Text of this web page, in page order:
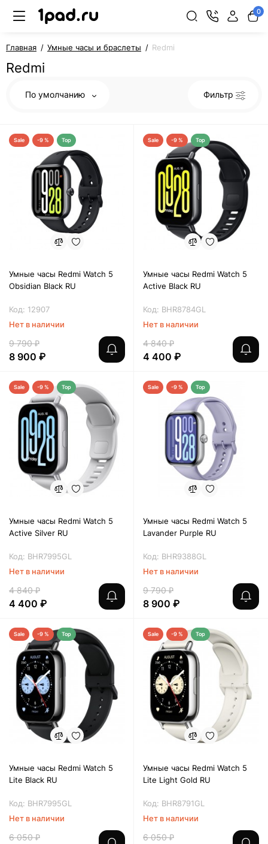
0
Главная Умные часы и браслеты Redmi
Redmi
По умолчанию Фильтр
Sale -9 % Top
Умные часы Redmi Watch 5
Obsidian Black RU
Код: 12907
Нет в наличии
9 790 ₽
8 900 ₽
Sale -9 % Top
Умные часы Redmi Watch 5
Active Black RU
Код: BHR8784GL
Нет в наличии
4 840 ₽
4 400 ₽
Sale -9 % Top
Умные часы Redmi Watch 5
Active Silver RU
Код: BHR7995GL
Нет в наличии
4 840 ₽
4 400 ₽
Sale -9 % Top
Умные часы Redmi Watch 5
Lavander Purple RU
Код: BHR9388GL
Нет в наличии
9 790 ₽
8 900 ₽
Sale -9 % Top
Умные часы Redmi Watch 5
Lite Black RU
Код: BHR7995GL
Нет в наличии
6 050 ₽
Sale -9 % Top
Умные часы Redmi Watch 5
Lite Light Gold RU
Код: BHR8791GL
Нет в наличии
6 050 ₽